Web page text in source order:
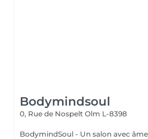
Bodymindsoul
0, Rue de Nospelt Olm L-8398
BodymindSoul - Un salon avec